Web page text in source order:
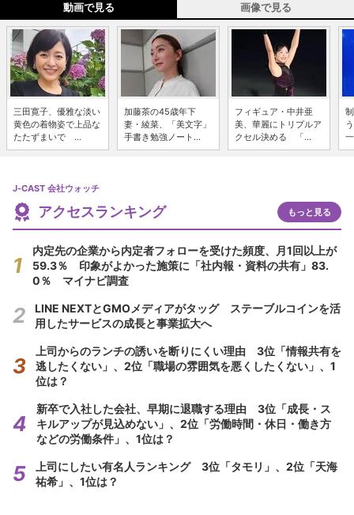
動画で見る 画像で見る
三田寛子、優雅な淡い
黄色の着物姿で上品な
たたずまいで ...
加藤茶の45歳年下
妻・綾菜、「美文字」
手書き勉強ノート...
フィギュア・中井亜
美、華麗にトリプルア
クセル決める 「...
J-CAST 会社ウォッチ
アクセスランキング もっと見る
内定先の企業から内定者フォローを受けた頻度、月1回以上が
59.3％ 印象がよかった施策に「社内報・資料の共有」83.
0％ マイナビ調査
LINE NEXTとGMOメディアがタッグ ステーブルコインを活
用したサービスの成長と事業拡大へ
上司からのランチの誘いを断りにくい理由 3位「情報共有を
逃したくない」、2位「職場の雰囲気を悪くしたくない」、1
位は？
新卒で入社した会社、早期に退職する理由 3位「成長・ス
キルアップが見込めない」、2位「労働時間・休日・働き方
などの労働条件」、1位は？
上司にしたい有名人ランキング 3位「タモリ」、2位「天海
祐希」、1位は？